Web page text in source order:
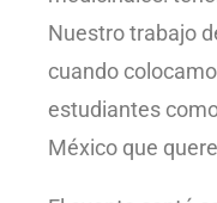
Nuestro trabajo
cuando
estudiantes
México que